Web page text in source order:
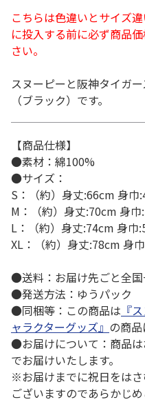
こちらは色違いとサイズ
に投入する前に必ず商品
さい。
スヌーピーと阪神タイガ
（ブラック）です。
【商品仕様】
●素材：綿100%
●サイズ：
S：（約）身丈:66cm 身
M：（約）身丈:70cm 身
L：（約）身丈:74cm 身巾
XL：（約）身丈:78cm 身
●送料：お届け先ごと全国
●発送方法：ゆうパック
●同梱等：この商品は 『
ャラクターグッズ』 の商品
●お届けについて：商品
でお届けいたします。
※お届けまでに祝日をは
ございますのであらかじめ